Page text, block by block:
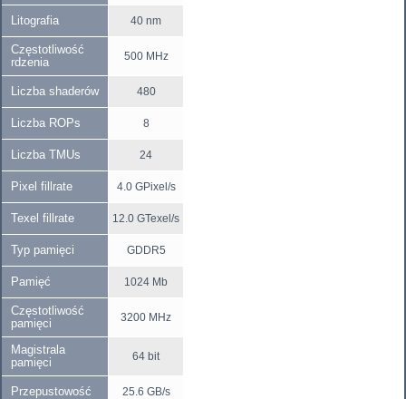
Litografia 40 nm
Częstotliwość
rdzenia
500 MHz
Liczba shaderów 480
Liczba ROPs 8
Liczba TMUs 24
Pixel fillrate 4.0 GPixel/s
Texel fillrate 12.0 GTexel/s
Typ pamięci GDDR5
Pamięć 1024 Mb
Częstotliwość
pamięci
3200 MHz
Magistrala
pamięci
64 bit
Przepustowość 25.6 GB/s